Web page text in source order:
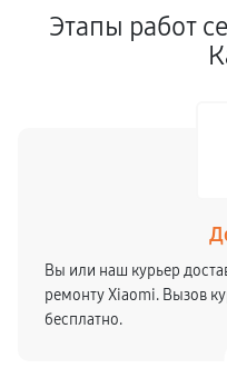
Этапы работ
Вы или наш курьер
ремонту Xiaomi. Вызов
бесплатно.